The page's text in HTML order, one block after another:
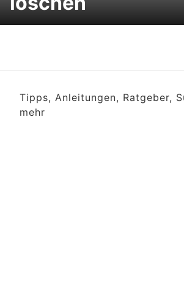
Tipps, Anleitungen, Ratgeber,
mehr